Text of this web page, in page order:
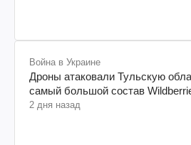
Война в Украине
Дроны атаковали Тульскую
самый большой состав
2 дня назад